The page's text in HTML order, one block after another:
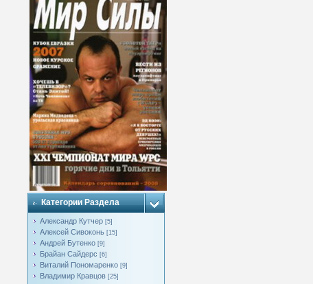
Категории Раздела
Александр Кутчер [5]
Алексей Сивоконь [15]
Андрей Бутенко [9]
Брайан Сайдерс [6]
Виталий Пономаренко [9]
Владимир Кравцов [25]